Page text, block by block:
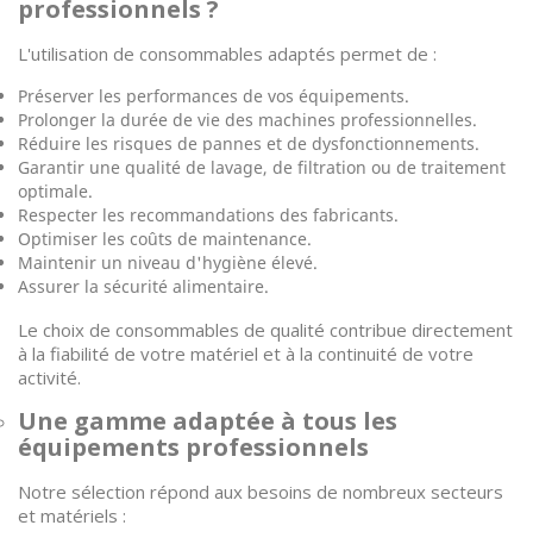
professionnels ?
L'utilisation de consommables adaptés permet de :
Préserver les performances de vos équipements.
Prolonger la durée de vie des machines professionnelles.
Réduire les risques de pannes et de dysfonctionnements.
Garantir une qualité de lavage, de filtration ou de traitement
optimale.
Respecter les recommandations des fabricants.
Optimiser les coûts de maintenance.
Maintenir un niveau d'hygiène élevé.
Assurer la sécurité alimentaire.
Le choix de consommables de qualité contribue directement
à la fiabilité de votre matériel et à la continuité de votre
activité.
Une gamme adaptée à tous les
équipements professionnels
Notre sélection répond aux besoins de nombreux secteurs
et matériels :